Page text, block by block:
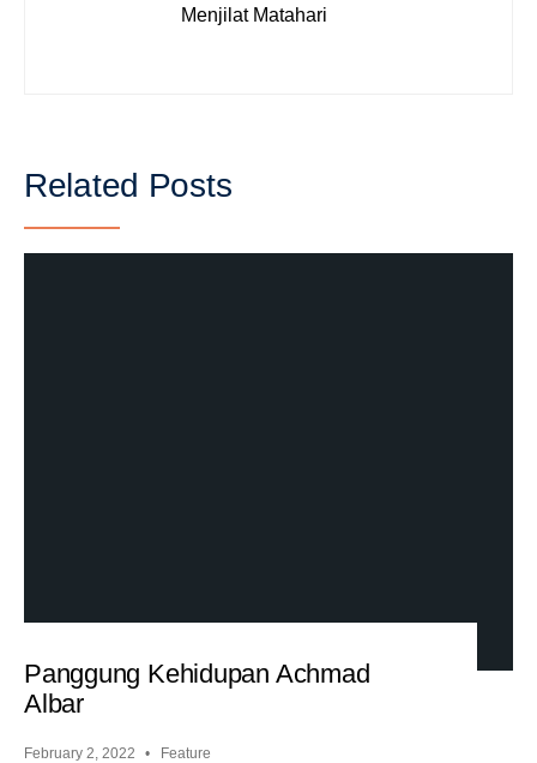
Menjilat Matahari
Related Posts
Panggung Kehidupan Achmad
Albar
February 2, 2022 • Feature